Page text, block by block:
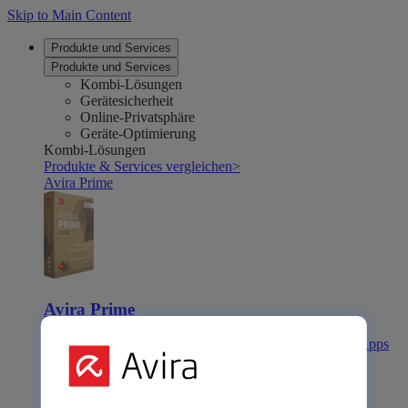
Skip to Main Content
Produkte und Services
Produkte und Services
Kombi-Lösungen
Gerätesicherheit
Online-Privatsphäre
Geräte-Optimierung
Kombi-Lösungen
Produkte & Services vergleichen>
Avira Prime
Avira Prime
Die umfassende Lösung mit vielen Premium-Tools & -Apps
Avira Internet Security